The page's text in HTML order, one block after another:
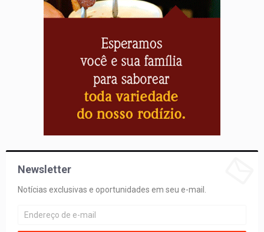
Newsletter
Notícias exclusivas e oportunidades em seu e-mail.